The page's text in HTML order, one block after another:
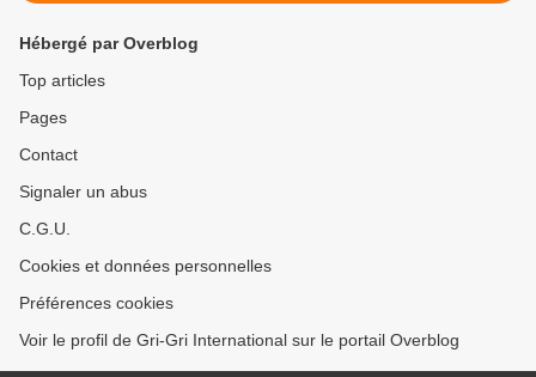
Hébergé par Overblog
Top articles
Pages
Contact
Signaler un abus
C.G.U.
Cookies et données personnelles
Préférences cookies
Voir le profil de Gri-Gri International sur le portail Overblog